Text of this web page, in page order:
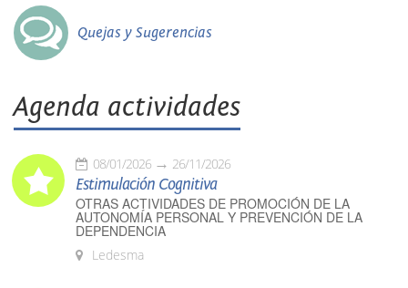
Quejas y Sugerencias
Agenda actividades
08/01/2026 26/11/2026
Estimulación Cognitiva
OTRAS ACTIVIDADES DE PROMOCIÓN DE LA
AUTONOMÍA PERSONAL Y PREVENCIÓN DE LA
DEPENDENCIA
Ledesma